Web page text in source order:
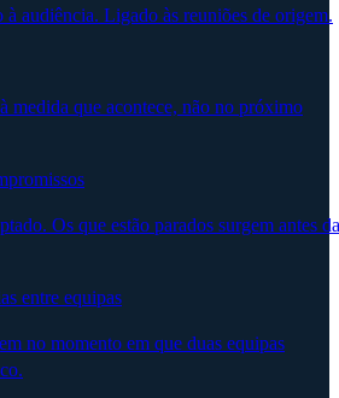
audiência. Ligado às reuniões de origem.
medida que acontece, não no próximo
Os que estão parados surgem antes da
entre equipas
no momento em que duas equipas